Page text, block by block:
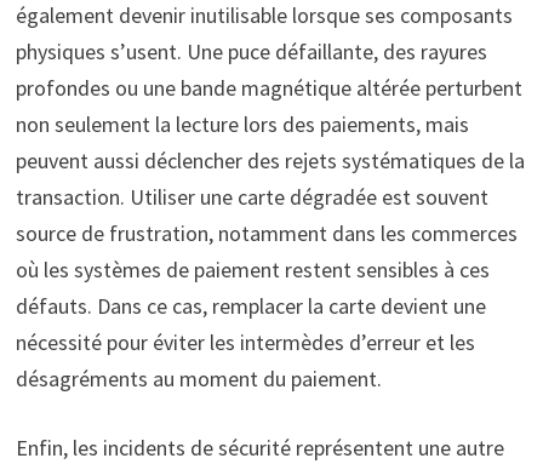
également devenir inutilisable lorsque ses composants
physiques s’usent. Une puce défaillante, des rayures
profondes ou une bande magnétique altérée perturbent
non seulement la lecture lors des paiements, mais
peuvent aussi déclencher des rejets systématiques de la
transaction. Utiliser une carte dégradée est souvent
source de frustration, notamment dans les commerces
où les systèmes de paiement restent sensibles à ces
défauts. Dans ce cas, remplacer la carte devient une
nécessité pour éviter les intermèdes d’erreur et les
désagréments au moment du paiement.
Enfin, les incidents de sécurité représentent une autre